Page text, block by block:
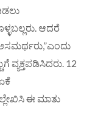
ಆದರೆ
ಅಸಮರ್ಥರು,”ಎಂದು
12
ಈ ಮಾತು